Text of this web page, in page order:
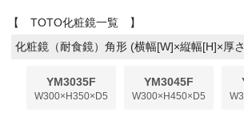
お問い合わせ
お買い物ガイド
【 TOTO化粧鏡一覧 】
化粧鏡（耐食鏡）角形 (横幅[W]×縦幅[H]×厚
YM3035F
W300×H350×D5
YM3045F
W300×H450×D5